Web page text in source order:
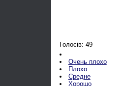
Голосів: 49
Очень плохо
Плохо
Средне
Хорошо